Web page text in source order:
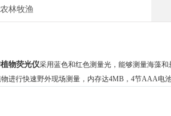
林牧渔
物荧光仪采用蓝色和红色测量光，能够测量海藻
进行快速野外现场测量，内存达4MB，4节AAA电